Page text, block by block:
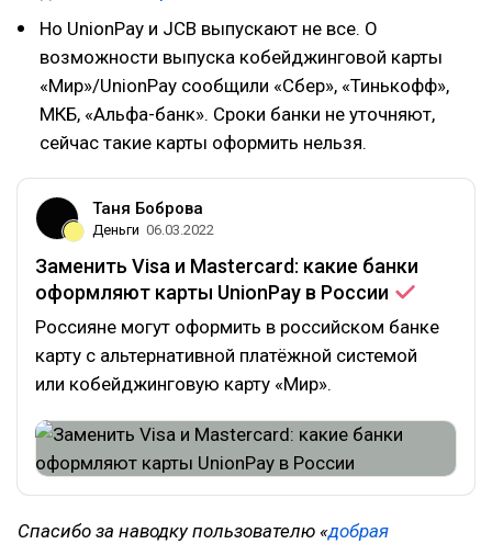
Но UnionPay и JCB выпускают не все. О
возможности выпуска кобейджинговой карты
«Мир»/UnionPay сообщили «Сбер», «Тинькофф»,
МКБ, «Альфа-банк». Сроки банки не уточняют,
сейчас такие карты оформить нельзя.
Таня Боброва
Деньги 06.03.2022
Заменить Visa и Mastercard: какие банки
оформляют карты ​UnionPay в России
Россияне могут оформить в российском банке
карту с альтернативной платёжной системой
или кобейджинговую карту «Мир».
Спасибо за наводку пользователю «добрая